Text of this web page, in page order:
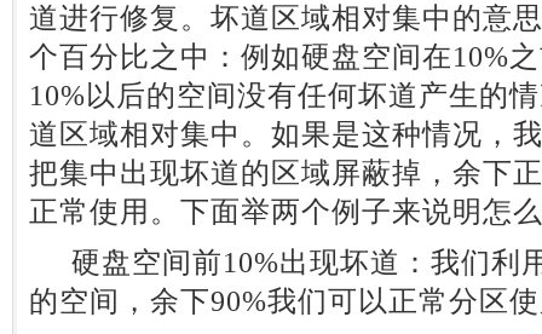
道进行修复。坏道区域相对集中的意
个百分比之中：例如硬盘空间在10%
10%以后的空间没有任何坏道产生的
道区域相对集中。如果是这种情况，
把集中出现坏道的区域屏蔽掉，余下
正常使用。下面举两个例子来说明怎
硬盘空间前10%出现坏道：我们利
的空间，余下90%我们可以正常分区